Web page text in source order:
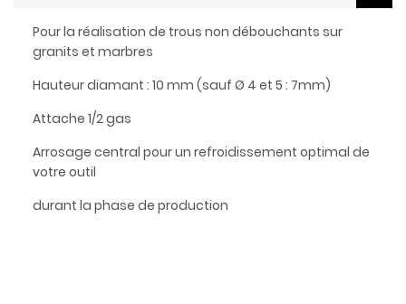
Pour la réalisation de trous non débouchants sur
granits et marbres
Hauteur diamant : 10 mm (sauf Ø 4 et 5 : 7mm)
Attache 1/2 gas
Arrosage central pour un refroidissement optimal de
votre outil
durant la phase de production